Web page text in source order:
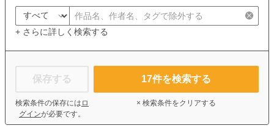
+ さらに詳しく検索する
保存する
検索条件の保存には ロ
グインが必要です。
17件を検索する
× 検索条件をクリアする